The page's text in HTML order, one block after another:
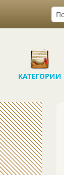
КАТЕГОРИИ